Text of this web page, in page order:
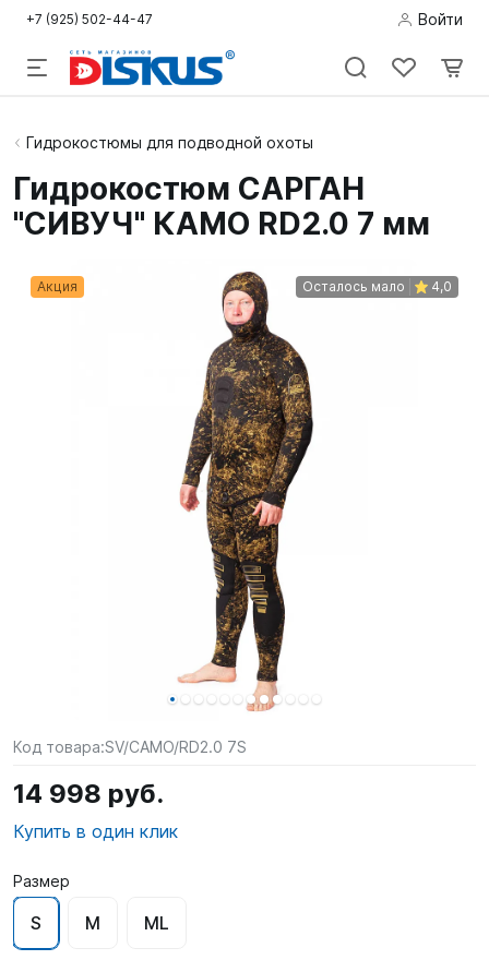
+7 (925) 502-44-47 Войти
Подводная
Дайвинг
Снорклинг /
Пляж
Акции
Гидрокостюмы для подводной охоты
Гидрокостюм САРГАН
"СИВУЧ" КАМО RD2.0 7 мм
Акция Осталось мало 4,0
Код товара:SV/CAMO/RD2.0 7S
14 998 руб.
Купить в один клик
Размер
S M ML